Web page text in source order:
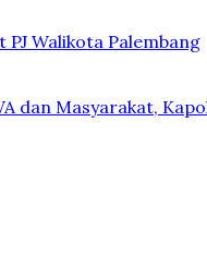
PJ Walikota Palembang
dan Masyarakat,